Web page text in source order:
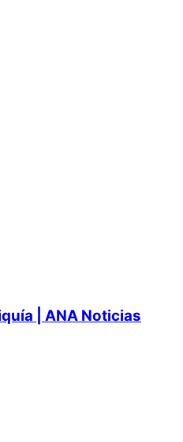
| ANA Noticias